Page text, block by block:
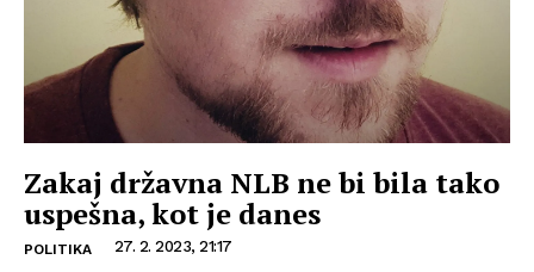
Zakaj državna NLB ne bi bila tako
uspešna, kot je danes
POLITIKA 27. 2. 2023, 21:17